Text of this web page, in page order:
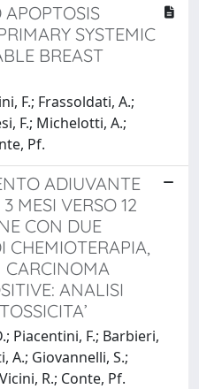
SYSTEMIC
BREAST
F.; Frassoldati, A.;
F.; Michelotti, A.;
Pf.
ADIUVANTE
MESI VERSO 12
CON DUE
CHEMIOTERAPIA,
CARCINOMA
ANALISI
Piacentini, F.; Barbieri,
A.; Giovannelli, S.;
R.; Conte, Pf.